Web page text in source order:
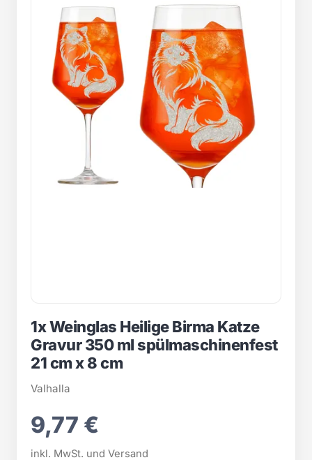
1x Weinglas Heilige Birma Katze
Gravur 350 ml spülmaschinenfest
21 cm x 8 cm
Valhalla
9,77 €
inkl. MwSt. und Versand